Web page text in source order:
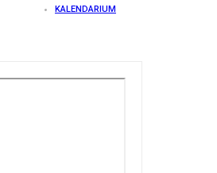
KALENDARIUM